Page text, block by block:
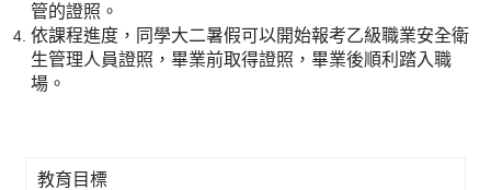
管的證照。
依課程進度，同學大二暑假可以開始報考乙級職業安全衛
生管理人員證照，畢業前取得證照，畢業後順利踏入職
場。
教育目標